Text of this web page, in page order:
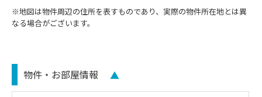
※地図は物件周辺の住所を表すものであり、実際の物件所在地とは異
なる場合がございます。
物件・お部屋情報 ▲